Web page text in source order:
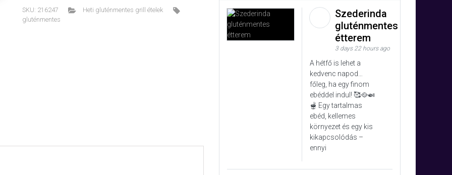
SKU: 216247
Heti gluténmentes grill ételek
gluténmentes
Szederinda
gluténmentes
étterem
3 days 22 hours ago
A hétfő is lehet a
kedvenc napod…
főleg, ha egy finom
ebéddel indul! 🥰🥘🍛
🫕 Egy tartalmas
ebéd, kellemes
környezet és egy kis
kikapcsolódás –
ennyi